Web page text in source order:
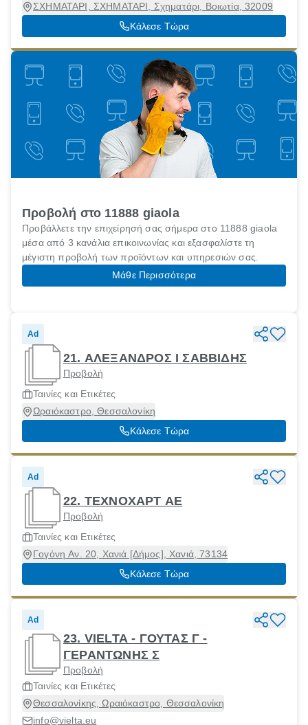
ΣΧΗΜΑΤΑΡΙ, ΣΧΗΜΑΤΑΡΙ, Σχηματάρι, Βοιωτία, 32009
Κάλεσε Τώρα
Προβολή στο 11888 giaola
Προβάλλετε την επιχείρησή σας σήμερα στο 11888 giaola
μέσα από 3 κανάλια επικοινωνίας και εξασφαλίστε τη
μέγιστη προβολή των προϊόντων και υπηρεσιών σας.
Μάθε Περισσότερα
Ad
21. ΑΛΕΞΑΝΔΡΟΣ Ι ΣΑΒΒΙΔΗΣ
Προβολή
Ταινίες και Ετικέτες
Ωραιόκαστρο, Θεσσαλονίκη
Κάλεσε Τώρα
Ad
22. ΤΕΧΝΟΧΑΡΤ ΑΕ
Προβολή
Ταινίες και Ετικέτες
Γογόνη Αν. 20, Χανιά [Δήμος], Χανιά, 73134
Κάλεσε Τώρα
Ad
23. VIELTA - ΓΟΥΤΑΣ Γ -
ΓΕΡΑΝΤΩΝΗΣ Σ
Προβολή
Ταινίες και Ετικέτες
Θεσσαλονίκης, Ωραιόκαστρο, Θεσσαλονίκη
info@vielta.eu